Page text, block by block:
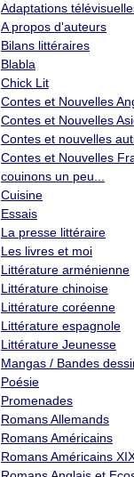
Adaptations
A propos d'auteurs
Bilans littéraires
Blabla
Chick Lit
Contes et Nouvelles
Contes et Nouvelles
Contes et nouvelles
Contes et Nouvelles
couinons un peu...
Cuisine
Essais
La presse littéraire
Les livres et moi
Littérature arménienne
Littérature chinoise
Littérature coréenne
Littérature espagnole
Littérature Jeunesse
Mangas / Bandes
Poésie
Promenades
Romans Allemands
Romans Américains
Romans Américains